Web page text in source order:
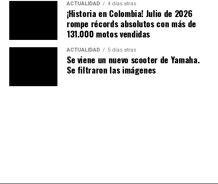
ACTUALIDAD 4 días atras
¡Historia en Colombia! Julio de 2026
rompe récords absolutos con más de
131.000 motos vendidas
ACTUALIDAD 5 días atras
Se viene un nuevo scooter de Yamaha.
Se filtraron las imágenes